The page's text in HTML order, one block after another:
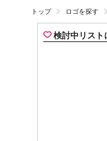
トップ ロゴを探す
検討中リスト